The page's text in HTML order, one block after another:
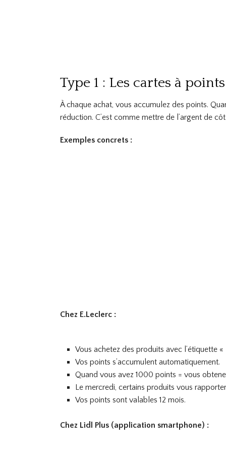
Type 1 : Les cartes à
À chaque achat, vous accumulez des points.
réduction. C’est comme mettre de l’argent de
Exemples concrets :
Chez E.Leclerc :
Vous achetez des produits avec l’étiquette
Vos points s’accumulent automatiquement.
Quand vous avez 1000 points = vous
Le mercredi, certains produits vous
Vos points sont valables 12 mois.
Chez Lidl Plus (application smartphone) :